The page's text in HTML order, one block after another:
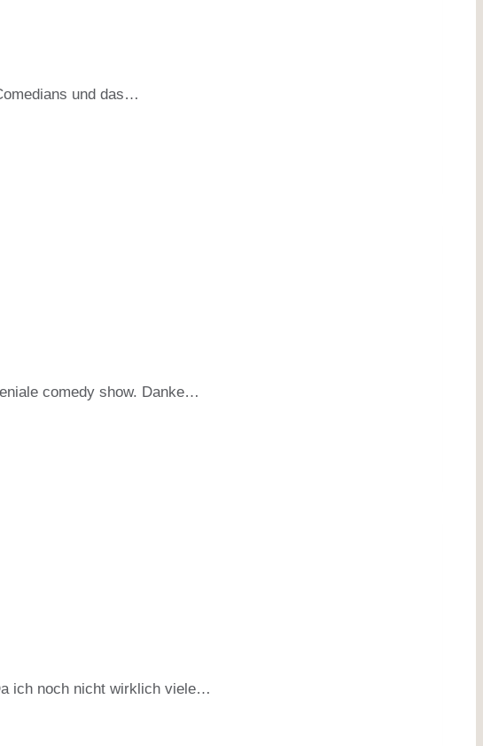
und das…
comedy show. Danke…
ich noch nicht wirklich viele…